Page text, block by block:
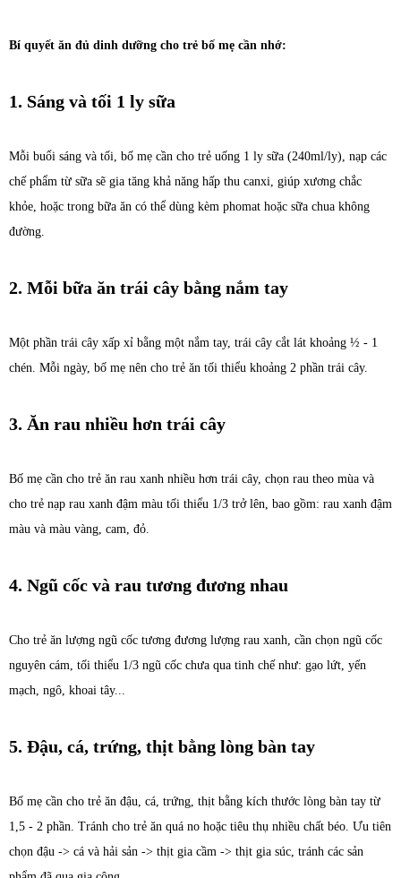
Bí quyết ăn đủ dinh dưỡng cho trẻ bố mẹ cần nhớ:
1. Sáng và tối 1 ly sữa
Mỗi buổi sáng và tối, bố mẹ cần cho trẻ uống 1 ly sữa (240ml/ly), nạp các
chế phẩm từ sữa sẽ gia tăng khả năng hấp thu canxi, giúp xương chắc
khỏe, hoặc trong bữa ăn có thể dùng kèm phomat hoặc sữa chua không
đường.
2. Mỗi bữa ăn trái cây bằng nắm tay
Một phần trái cây xấp xỉ bằng một nắm tay, trái cây cắt lát khoảng ½ - 1
chén. Mỗi ngày, bố mẹ nên cho trẻ ăn tối thiểu khoảng 2 phần trái cây.
3. Ăn rau nhiều hơn trái cây
Bố mẹ cần cho trẻ ăn rau xanh nhiều hơn trái cây, chọn rau theo mùa và
cho trẻ nạp rau xanh đậm màu tối thiểu 1/3 trở lên, bao gồm: rau xanh đậm
màu và màu vàng, cam, đỏ.
4. Ngũ cốc và rau tương đương nhau
Cho trẻ ăn lượng ngũ cốc tương đương lượng rau xanh, cần chọn ngũ cốc
nguyên cám, tối thiểu 1/3 ngũ cốc chưa qua tinh chế như: gạo lứt, yến
mạch, ngô, khoai tây...
5. Đậu, cá, trứng, thịt bằng lòng bàn tay
Bố mẹ cần cho trẻ ăn đậu, cá, trứng, thịt bằng kích thước lòng bàn tay từ
1,5 - 2 phần. Tránh cho trẻ ăn quá no hoặc tiêu thụ nhiều chất béo. Ưu tiên
chọn đậu -> cá và hải sản -> thịt gia cầm -> thịt gia súc, tránh các sản